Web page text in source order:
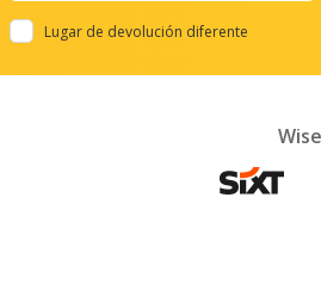
Lugar de devolución diferente